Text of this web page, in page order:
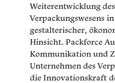
Weiterentwicklung
Verpackungswesens
gestalterischer,
Hinsicht. Packforce
Kommunikation und
Unternehmen des
die Innovationskraft